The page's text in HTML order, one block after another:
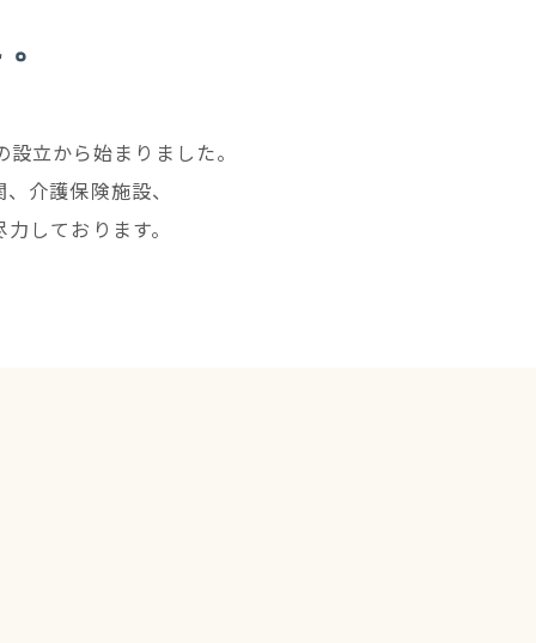
立から始まりました。
介護保険施設、
しております。